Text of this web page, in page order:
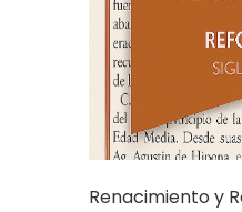
Renacimiento y